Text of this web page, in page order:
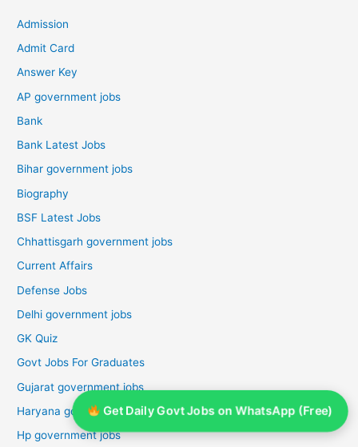
Admission
Admit Card
Answer Key
AP government jobs
Bank
Bank Latest Jobs
Bihar government jobs
Biography
BSF Latest Jobs
Chhattisgarh government jobs
Current Affairs
Defense Jobs
Delhi government jobs
GK Quiz
Govt Jobs For Graduates
Gujarat government jobs
Haryana government jobs
Hp government jobs
Get Daily Govt Jobs on WhatsApp (Free)